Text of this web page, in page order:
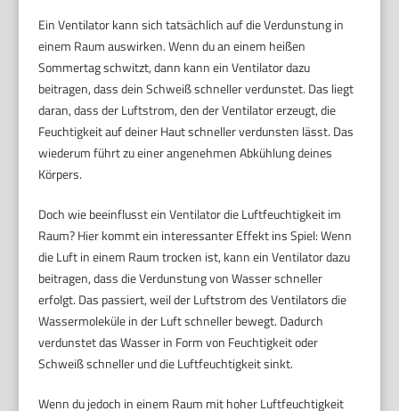
Ein Ventilator kann sich tatsächlich auf die Verdunstung in
einem Raum auswirken. Wenn du an einem heißen
Sommertag schwitzt, dann kann ein Ventilator dazu
beitragen, dass dein Schweiß schneller verdunstet. Das liegt
daran, dass der Luftstrom, den der Ventilator erzeugt, die
Feuchtigkeit auf deiner Haut schneller verdunsten lässt. Das
wiederum führt zu einer angenehmen Abkühlung deines
Körpers.
Doch wie beeinflusst ein Ventilator die Luftfeuchtigkeit im
Raum? Hier kommt ein interessanter Effekt ins Spiel: Wenn
die Luft in einem Raum trocken ist, kann ein Ventilator dazu
beitragen, dass die Verdunstung von Wasser schneller
erfolgt. Das passiert, weil der Luftstrom des Ventilators die
Wassermoleküle in der Luft schneller bewegt. Dadurch
verdunstet das Wasser in Form von Feuchtigkeit oder
Schweiß schneller und die Luftfeuchtigkeit sinkt.
Wenn du jedoch in einem Raum mit hoher Luftfeuchtigkeit